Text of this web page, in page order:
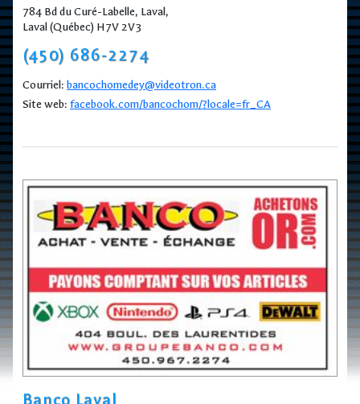
784 Bd du Curé-Labelle, Laval,
Laval (Québec) H7V 2V3
(450) 686-2274
Courriel: bancochomedey@videotron.ca
Site web: facebook.com/bancochom/?locale=fr_CA
Banco Laval